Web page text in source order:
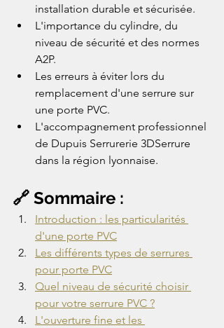
installation durable et sécurisée.
L'importance du cylindre, du
niveau de sécurité et des normes
A2P.
Les erreurs à éviter lors du
remplacement d'une serrure sur
une porte PVC.
L'accompagnement professionnel
de Dupuis Serrurerie 3DSerrure
dans la région lyonnaise.
🔗 Sommaire :
Introduction : les particularités
d'une porte PVC
Les différents types de serrures
pour porte PVC
Quel niveau de sécurité choisir
pour votre serrure PVC ?
L'ouverture fine et les